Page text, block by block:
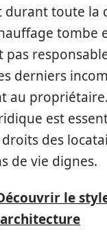
durant toute la
tombe
pas
derniers
au
est
des
de vie dignes.
le